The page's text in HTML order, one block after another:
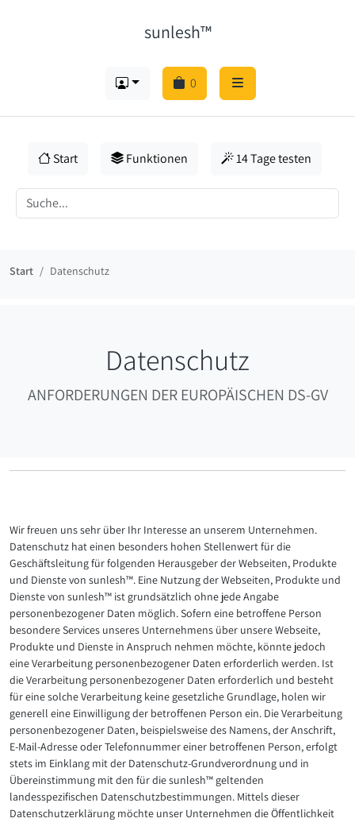
sunlesh™
0
Start Funktionen 14 Tage testen
Start Datenschutz
Datenschutz
ANFORDERUNGEN DER EUROPÄISCHEN DS-GV
Wir freuen uns sehr über Ihr Interesse an unserem Unternehmen.
Datenschutz hat einen besonders hohen Stellenwert für die
Geschäftsleitung für folgenden Herausgeber der Webseiten, Produkte
und Dienste von sunlesh™. Eine Nutzung der Webseiten, Produkte und
Dienste von sunlesh™ ist grundsätzlich ohne jede Angabe
personenbezogener Daten möglich. Sofern eine betroffene Person
besondere Services unseres Unternehmens über unsere Webseite,
Produkte und Dienste in Anspruch nehmen möchte, könnte jedoch
eine Verarbeitung personenbezogener Daten erforderlich werden. Ist
die Verarbeitung personenbezogener Daten erforderlich und besteht
für eine solche Verarbeitung keine gesetzliche Grundlage, holen wir
generell eine Einwilligung der betroffenen Person ein. Die Verarbeitung
personenbezogener Daten, beispielsweise des Namens, der Anschrift,
E-Mail-Adresse oder Telefonnummer einer betroffenen Person, erfolgt
stets im Einklang mit der Datenschutz-Grundverordnung und in
Übereinstimmung mit den für die sunlesh™ geltenden
landesspezifischen Datenschutzbestimmungen. Mittels dieser
Datenschutzerklärung möchte unser Unternehmen die Öffentlichkeit